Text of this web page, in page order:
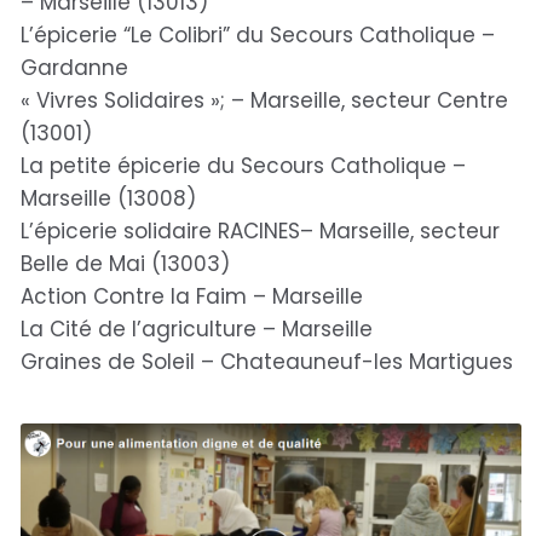
L’épicerie “Le Colibri” du Secours Catholique –
Gardanne
« Vivres Solidaires »; – Marseille, secteur Centre
(13001)
La petite épicerie du Secours Catholique –
Marseille (13008)
L’épicerie solidaire RACINES– Marseille, secteur
Belle de Mai (13003)
Action Contre la Faim – Marseille
La Cité de l’agriculture – Marseille
Graines de Soleil – Chateauneuf-les Martigues